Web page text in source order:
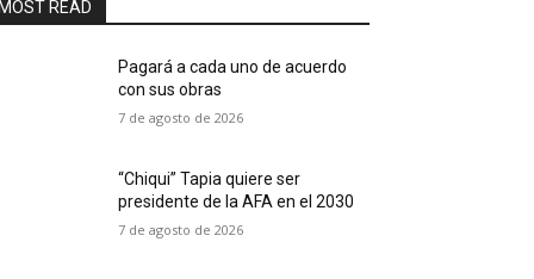
MOST READ
Pagará a cada uno de acuerdo
con sus obras
7 de agosto de 2026
“Chiqui” Tapia quiere ser
presidente de la AFA en el 2030
7 de agosto de 2026